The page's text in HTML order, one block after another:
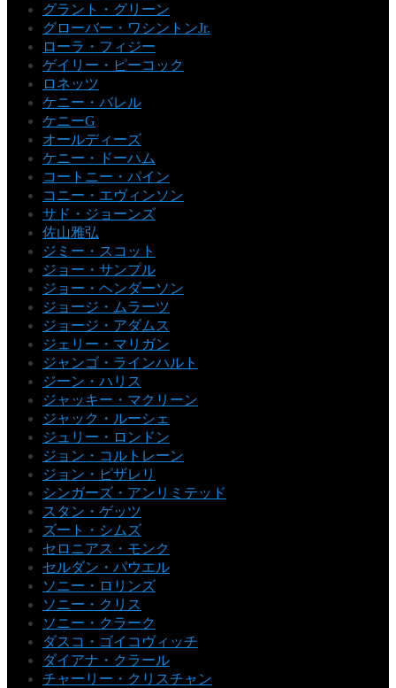
グラント・グリーン
グローバー・ワシントンJr.
ローラ・フィジー
ゲイリー・ピーコック
ロネッツ
ケニー・バレル
ケニーG
オールディーズ
ケニー・ドーハム
コートニー・パイン
コニー・エヴィンソン
サド・ジョーンズ
佐山雅弘
ジミー・スコット
ジョー・サンプル
ジョー・ヘンダーソン
ジョージ・ムラーツ
ジョージ・アダムス
ジェリー・マリガン
ジャンゴ・ラインハルト
ジーン・ハリス
ジャッキー・マクリーン
ジャック・ルーシェ
ジュリー・ロンドン
ジョン・コルトレーン
ジョン・ピザレリ
シンガーズ・アンリミテッド
スタン・ゲッツ
ズート・シムズ
セロニアス・モンク
セルダン・パウエル
ソニー・ロリンズ
ソニー・クリス
ソニー・クラーク
ダスコ・ゴイコヴィッチ
ダイアナ・クラール
チャーリー・クリスチャン